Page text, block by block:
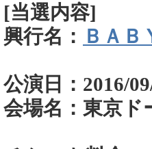
[当選内容]
興行名： ＢＡＢ
公演日：2016/
会場名：東京ド